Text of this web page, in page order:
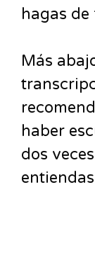
hagas
Más
haber
dos